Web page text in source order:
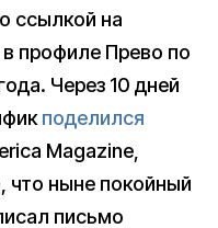
ссылкой на
профиле Прево по
Через 10 дней
поделился
Magazine,
что ныне покойный
письмо